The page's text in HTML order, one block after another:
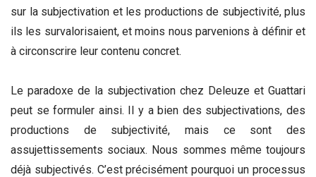
sur la subjectivation et les productions de subjectivité, plus
ils les survalorisaient, et moins nous parvenions à définir et
à circonscrire leur contenu concret.
Le paradoxe de la subjectivation chez Deleuze et Guattari
peut se formuler ainsi. Il y a bien des subjectivations, des
productions de subjectivité, mais ce sont des
assujettissements sociaux. Nous sommes même toujours
déjà subjectivés. C’est précisément pourquoi un processus